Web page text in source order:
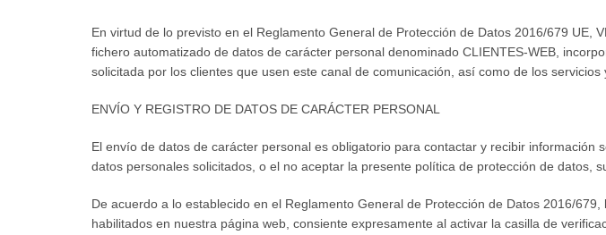
En virtud de lo previsto en el Reglamento General de Protección de Datos 2016/679 UE,
fichero automatizado de datos de carácter personal denominado CLIENTES-WEB,
solicitada por los clientes que usen este canal de comunicación, así como de los servicios
ENVÍO Y REGISTRO DE DATOS DE CARÁCTER PERSONAL
El envío de datos de carácter personal es obligatorio para contactar y recibir información
datos personales solicitados, o el no aceptar la presente política de protección de datos,
De acuerdo a lo establecido en el Reglamento General de Protección de Datos 2016/
habilitados en nuestra página web, consiente expresamente al activar la casilla de